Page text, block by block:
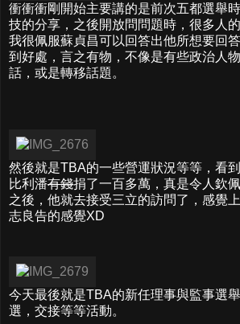
衝衝衝剛開始主要講的是前次五都選舉
技的分享，之後開放問問題時，很多人
我很佩服蘇貞昌可以回答出他所想要回
到好處，言之有物，不像是有些政治人
話，或是轉移話題。
然後就是TBA的一些營運狀況等等，看
比利潘有錢捐了一百多萬，真是令人欽
之後，他就去接受三立的訪問了，感覺
志良告的感覺XD
今天最後就是TBA的新任理事與監事選
選，交接等等活動。